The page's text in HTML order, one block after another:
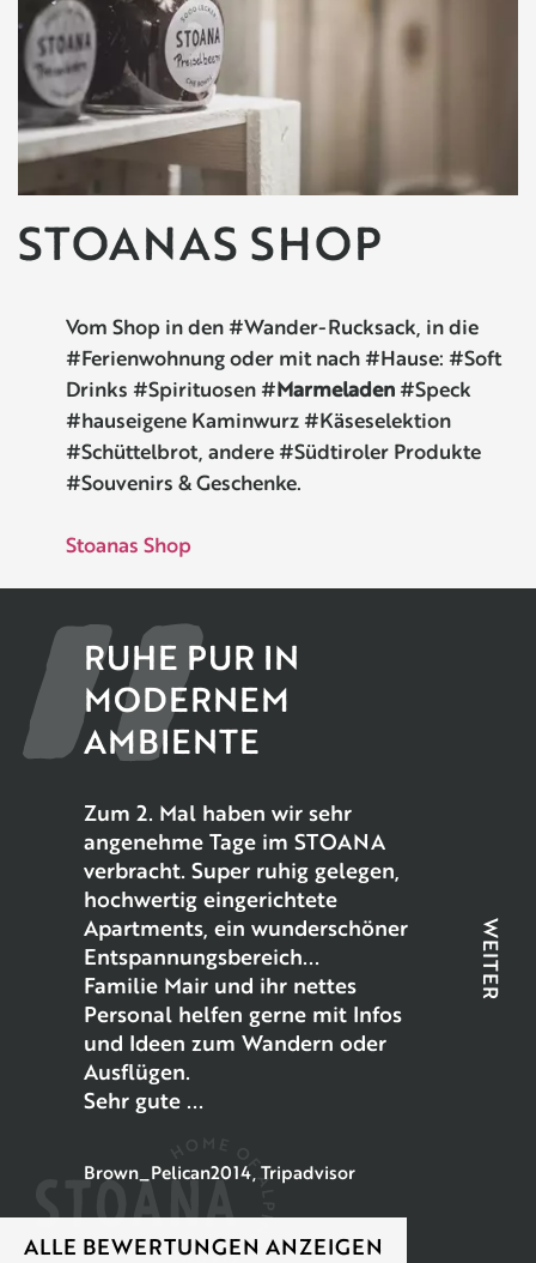
STOANAS SHOP
Vom Shop in den #Wander-Rucksack, in die
#Ferienwohnung oder mit nach #Hause: #Soft
Drinks #Spirituosen #Marmeladen#Speck
#hauseigene Kaminwurz #Käseselektion
#Schüttelbrot, andere #Südtiroler Produkte
#Souvenirs & Geschenke.
Stoanas Shop
RUHE PUR IN
MODERNEM
AMBIENTE
Zum 2. Mal haben wir sehr
angenehme Tage im STOANA
verbracht. Super ruhig gelegen,
hochwertig eingerichtete
Apartments, ein wunderschöner
Entspannungsbereich...
Familie Mair und ihr nettes
Personal helfen gerne mit Infos
und Ideen zum Wandern oder
Ausflügen.
Sehr gute ...
Brown_Pelican2014, Tripadvisor
ALLE BEWERTUNGEN ANZEIGEN
WEITER